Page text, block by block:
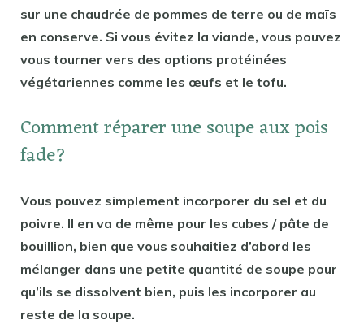
sur une chaudrée de pommes de terre ou de maïs
en conserve. Si vous évitez la viande, vous pouvez
vous tourner vers des options protéinées
végétariennes comme les œufs et le tofu.
Comment réparer une soupe aux pois
fade?
Vous pouvez simplement incorporer du sel et du
poivre. Il en va de même pour les cubes / pâte de
bouillion, bien que vous souhaitiez d’abord les
mélanger dans une petite quantité de soupe pour
qu’ils se dissolvent bien, puis les incorporer au
reste de la soupe.